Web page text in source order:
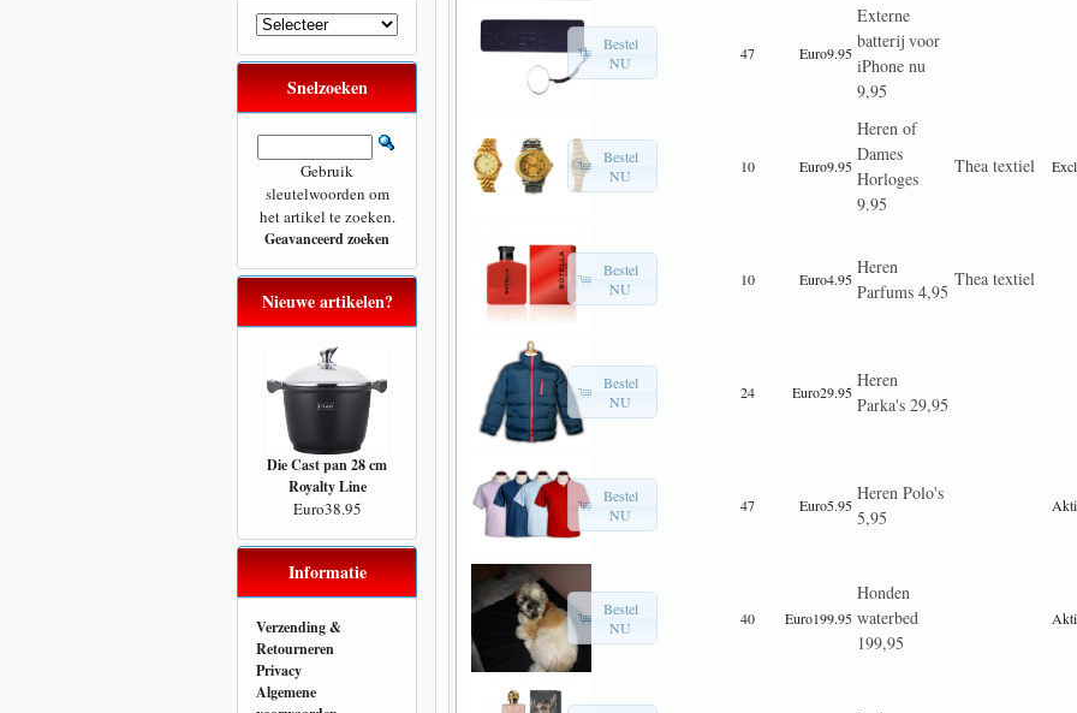
Bestel
NU
47 Euro9.95
Externe
batterij voor
iPhone nu
9,95
Bestel
NU
10 Euro9.95
Heren of
Dames
Horloges
9.95
Thea textiel
Bestel
NU
10 Euro4.95
Heren
Parfums 4,95
Thea textiel
Bestel
NU
24 Euro29.95
Heren
Parka's 29,95
Bestel
NU
47 Euro5.95
Heren Polo's
5,95
Bestel
NU
40 Euro199.95
Honden
waterbed
199,95
Snelzoeken
Gebruik
sleutelwoorden om
het artikel te zoeken.
Geavanceerd zoeken
Nieuwe artikelen?
Die Cast pan 28 cm
Royalty Line
Euro38.95
Informatie
Verzending &
Retourneren
Privacy
Algemene